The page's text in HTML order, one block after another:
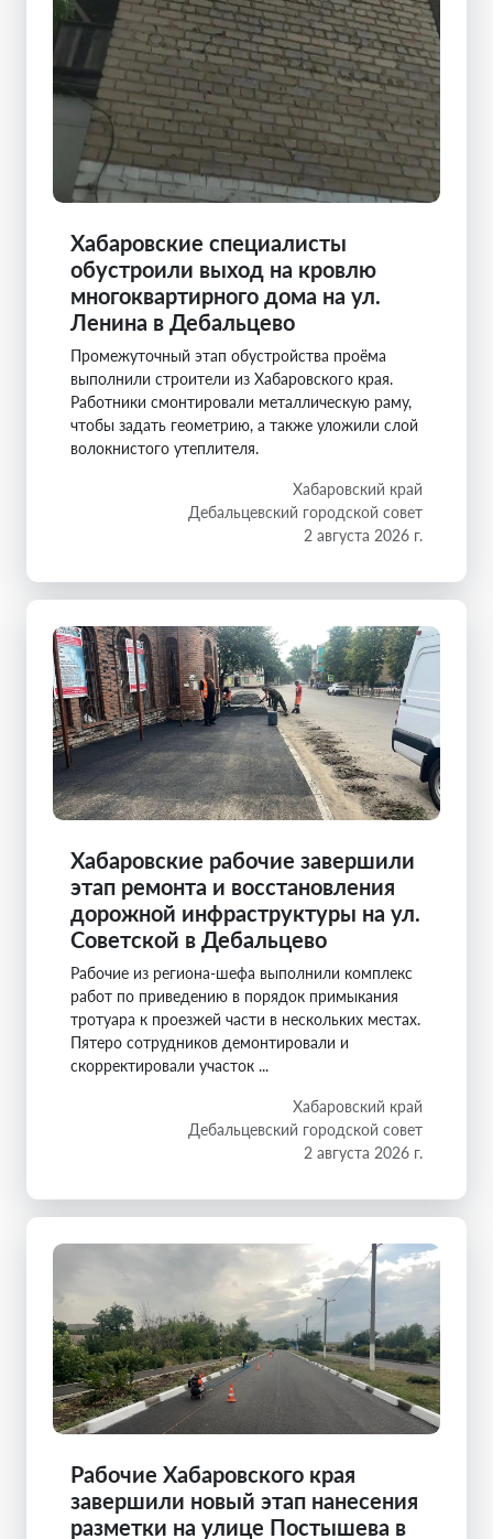
Хабаровские специалисты
обустроили выход на кровлю
многоквартирного дома на ул.
Ленина в Дебальцево
Промежуточный этап обустройства проёма
выполнили строители из Хабаровского края.
Работники смонтировали металлическую раму,
чтобы задать геометрию, а также уложили слой
волокнистого утеплителя.
Хабаровский край
Дебальцевский городской совет
2 августа 2026 г.
Хабаровские рабочие завершили
этап ремонта и восстановления
дорожной инфраструктуры на ул.
Советской в Дебальцево
Рабочие из региона-шефа выполнили комплекс
работ по приведению в порядок примыкания
тротуара к проезжей части в нескольких местах.
Пятеро сотрудников демонтировали и
скорректировали участок ...
Хабаровский край
Дебальцевский городской совет
2 августа 2026 г.
Рабочие Хабаровского края
завершили новый этап нанесения
разметки на улице Постышева в